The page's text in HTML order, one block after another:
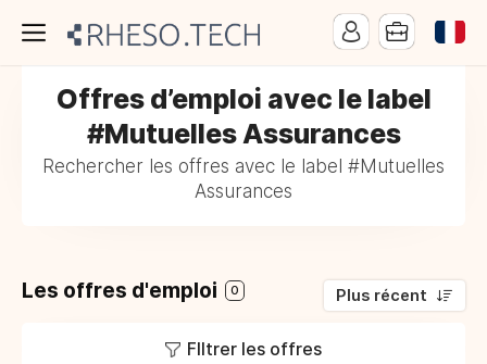
Offres d’emploi avec le label
#Mutuelles Assurances
Rechercher les offres avec le label #Mutuelles
Assurances
Les offres d'emploi 0 Plus récent
FIltrer les offres